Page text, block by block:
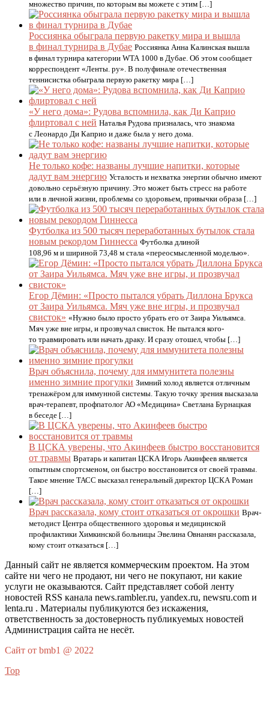
множество причин, по которым вы можете с этим […]
Россиянка обыграла первую ракетку мира и вышла
в финал турнира в Дубае Россиянка Анна Калинская вышла
в финал турнира категории WTA 1000 в Дубае. Об этом сообщает
корреспондент «Ленты. ру». В полуфинале отечественная
теннисистка обыграла первую ракетку мира […]
«У него дома»: Рудова вспомнила, как Ди Каприо
флиртовал с ней Наталья Рудова призналась, что знакома
с Леонардо Ди Каприо и даже была у него дома.
Не только кофе: названы лучшие напитки, которые
дадут вам энергию Усталость и нехватка энергии обычно имеют
довольно серьёзную причину. Это может быть стресс на работе
или в личной жизни, проблемы со здоровьем, привычки образа […]
Футболка из 500 тысяч переработанных бутылок стала
новым рекордом Гиннесса Футболка длиной
108,96 м и шириной 73,48 м стала «переосмысленной моделью».
Егор Дёмин: «Просто пытался убрать Диллона Брукса
от Заира Уильямса. Мяч уже вне игры, и прозвучал
свисток» «Нужно было просто убрать его от Заира Уильямса.
Мяч уже вне игры, и прозвучал свисток. Не пытался кого-
то травмировать или начать драку. И сразу отошел, чтобы […]
Врач объяснила, почему для иммунитета полезны
именно зимние прогулки Зимний холод является отличным
тренажёром для иммунной системы. Такую точку зрения высказала
врач-терапевт, профпатолог АО «Медицина» Светлана Бурнацкая
в беседе […]
В ЦСКА уверены, что Акинфеев быстро восстановится
от травмы Вратарь и капитан ЦСКА Игорь Акинфеев является
опытным спортсменом, он быстро восстановится от своей травмы.
Такое мнение ТАСС высказал генеральный директор ЦСКА Роман
[…]
Врач рассказала, кому стоит отказаться от окрошки Врач-
методист Центра общественного здоровья и медицинской
профилактики Химкинской больницы Эвелина Овнанян рассказала,
кому стоит отказаться […]
Данный сайт не является коммерческим проектом. На этом
сайте ни чего не продают, ни чего не покупают, ни какие
услуги не оказываются. Сайт представляет собой ленту
новостей RSS канала news.rambler.ru, yandex.ru, newsru.com и
lenta.ru . Материалы публикуются без искажения,
ответственность за достоверность публикуемых новостей
Администрация сайта не несёт.
Сайт от bmb1 @ 2022
Top